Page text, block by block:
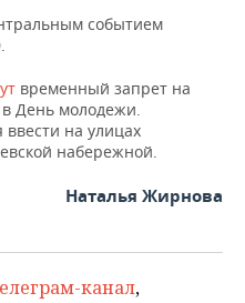
событием
временный запрет на
День молодежи.
на улицах
набережной.
Наталья Жирнова
канал,